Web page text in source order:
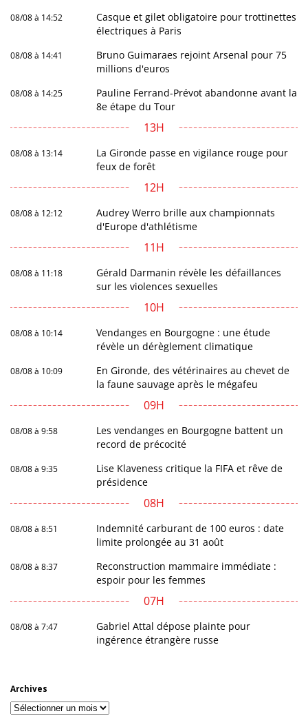
08/08 à 14:52
Casque et gilet obligatoire pour trottinettes
électriques à Paris
08/08 à 14:41
Bruno Guimaraes rejoint Arsenal pour 75
millions d'euros
08/08 à 14:25
Pauline Ferrand-Prévot abandonne avant la
8e étape du Tour
13H
08/08 à 13:14
La Gironde passe en vigilance rouge pour
feux de forêt
12H
08/08 à 12:12
Audrey Werro brille aux championnats
d'Europe d'athlétisme
11H
08/08 à 11:18
Gérald Darmanin révèle les défaillances
sur les violences sexuelles
10H
08/08 à 10:14
Vendanges en Bourgogne : une étude
révèle un dérèglement climatique
08/08 à 10:09
En Gironde, des vétérinaires au chevet de
la faune sauvage après le mégafeu
09H
08/08 à 9:58
Les vendanges en Bourgogne battent un
record de précocité
08/08 à 9:35
Lise Klaveness critique la FIFA et rêve de
présidence
08H
08/08 à 8:51
Indemnité carburant de 100 euros : date
limite prolongée au 31 août
08/08 à 8:37
Reconstruction mammaire immédiate :
espoir pour les femmes
07H
08/08 à 7:47
Gabriel Attal dépose plainte pour
ingérence étrangère russe
Archives
Archives